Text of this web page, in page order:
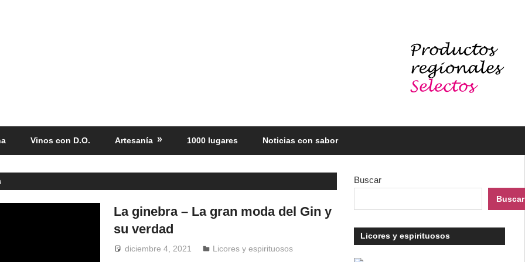
Vinos con D.O. Artesanía 1000 lugares Noticias con sabor
La ginebra – La gran moda del Gin y
su verdad
diciembre 4, 2021 Windrose
Licores y espirituosos
Buscar
Buscar
Licores y espirituosos